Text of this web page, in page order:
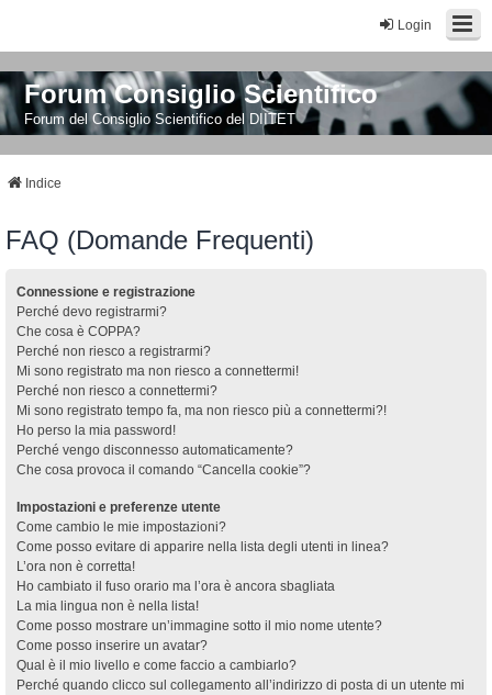
Login
Forum Consiglio Scientifico
Forum del Consiglio Scientifico del DIITET
Indice
FAQ (Domande Frequenti)
Connessione e registrazione
Perché devo registrarmi?
Che cosa è COPPA?
Perché non riesco a registrarmi?
Mi sono registrato ma non riesco a connettermi!
Perché non riesco a connettermi?
Mi sono registrato tempo fa, ma non riesco più a connettermi?!
Ho perso la mia password!
Perché vengo disconnesso automaticamente?
Che cosa provoca il comando “Cancella cookie”?
Impostazioni e preferenze utente
Come cambio le mie impostazioni?
Come posso evitare di apparire nella lista degli utenti in linea?
L’ora non è corretta!
Ho cambiato il fuso orario ma l’ora è ancora sbagliata
La mia lingua non è nella lista!
Come posso mostrare un’immagine sotto il mio nome utente?
Come posso inserire un avatar?
Qual è il mio livello e come faccio a cambiarlo?
Perché quando clicco sul collegamento all’indirizzo di posta di un utente mi